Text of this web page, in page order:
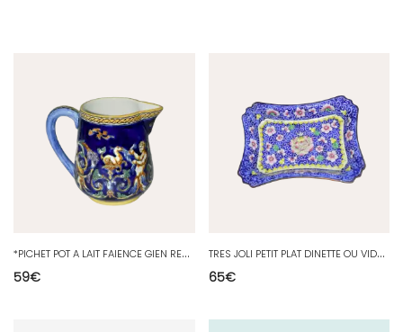
*
PICHET POT A LAIT FAIENCE GIEN RENAISSANCE BLEU 1938/1960 Réf 07011612/137
59€
T
RES JOLI PETIT PLAT DINETTE OU VIDE POCHE EMAIL EMAILLE FLEURS XIXe VITRINE
65€